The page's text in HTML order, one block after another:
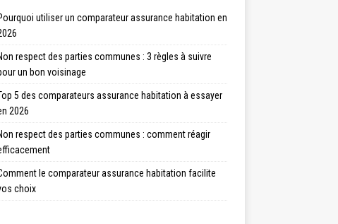
utiliser un comparateur assurance habitation en
respect des parties communes : 3 règles à suivre
un bon voisinage
5 des comparateurs assurance habitation à essayer
2026
respect des parties communes : comment réagir
le comparateur assurance habitation facilite
choix